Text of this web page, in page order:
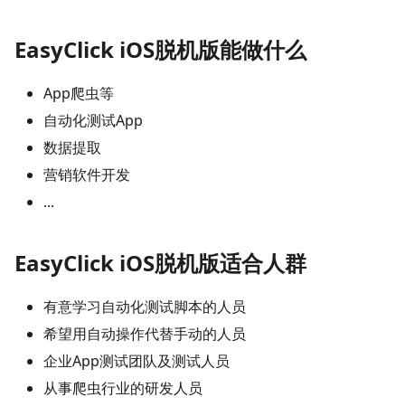
EasyClick iOS脱机版能做什么
App爬虫等
自动化测试App
数据提取
营销软件开发
...
EasyClick iOS脱机版适合人群
有意学习自动化测试脚本的人员
希望用自动操作代替手动的人员
企业App测试团队及测试人员
从事爬虫行业的研发人员